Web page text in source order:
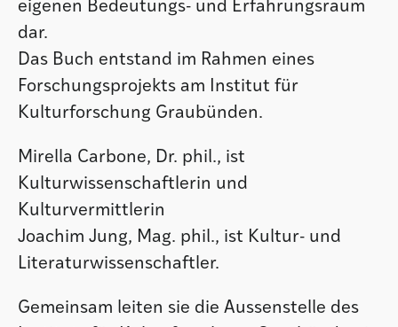
eigenen Bedeutungs- und Erfahrungsraum
dar.
Das Buch entstand im Rahmen eines
Forschungsprojekts am Institut für
Kulturforschung Graubünden.
Mirella Carbone, Dr. phil., ist
Kulturwissenschaftlerin und
Kulturvermittlerin
Joachim Jung, Mag. phil., ist Kultur- und
Literaturwissenschaftler.
Gemeinsam leiten sie die Aussenstelle des